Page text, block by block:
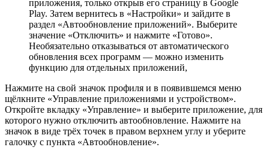
приложения, только открыв его страницу в Google
Play. Затем вернитесь в «Настройки» и зайдите в
раздел «Автообновление приложений». Выберите
значение «Отключить» и нажмите «Готово».
Необязательно отказываться от автоматического
обновления всех программ — можно изменить
функцию для отдельных приложений,
Нажмите на свой значок профиля и в появившемся меню
щёлкните «Управление приложениями и устройством».
Откройте вкладку «Управление» и выберите приложение, для
которого нужно отключить автообновление. Нажмите на
значок в виде трёх точек в правом верхнем углу и уберите
галочку с пункта «Автообновление».